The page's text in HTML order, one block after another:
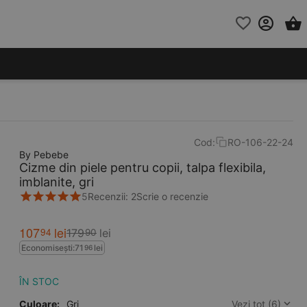
Cod:
RO-106-22-24
By Pebebe
Cizme din piele pentru copii, talpa flexibila,
imblanite, gri
5Recenzii: 2Scrie o recenzie
10794 lei17990 lei
Economisești:71 96 lei
ÎN STOC
Culoare:
Gri Vezi tot (6)